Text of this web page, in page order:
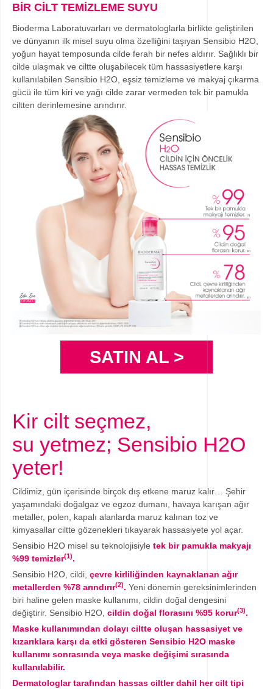
BİR CİLT TEMİZLEME SUYU
Bioderma Laboratuvarları ve dermatologlarla birlikte geliştirilen
ve dünyanın ilk misel suyu olma özelliğini taşıyan Sensibio H2O,
yoğun hayat temposunda cilde ferah bir nefes aldırır. Sağlıklı bir
cilde ulaşmak ve ciltte oluşabilecek tüm hassasiyetlere karşı
kullanılabilen Sensibio H2O, eşsiz temizleme ve makyaj çıkarma
gücü ile tüm kiri ve yağı cilde zarar vermeden tek bir pamukla
ciltten derinlemesine arındırır.
SATIN AL >
Kir cilt seçmez,
su yetmez; Sensibio H2O
yeter!
Cildimiz, gün içerisinde birçok dış etkene maruz kalır… Şehir
yaşamındaki doğalgaz ve egzoz dumanı, havaya karışan ağır
metaller, polen, kapalı alanlarda maruz kalınan toz ve
kimyasallar ciltte gözenekleri tıkayarak hassasiyete yol açar.
Sensibio H2O misel su teknolojisiyle tek bir pamukla makyajı
%99 temizler(1).
Sensibio H2O, cildi, çevre kirliliğinden kaynaklanan ağır
metallerden %78 arındırır(2). Yeni dönemin gereksinimlerinden
biri haline gelen maske kullanımı, cildin doğal dengesini
değiştirir. Sensibio H2O, cildin doğal florasını %95 korur(3).
Maske kullanımından dolayı ciltte oluşan hassasiyet ve
kızarıklara karşı da etki gösteren Sensibio H2O maske
kullanımı sonrasında veya maske değişimi sırasında
kullanılabilir.
Dermatologlar tarafından hassas ciltler dahil her cilt tipi